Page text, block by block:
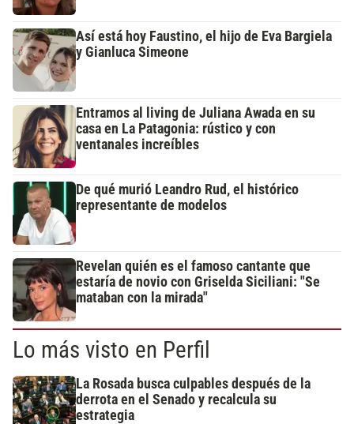
Así está hoy Faustino, el hijo de Eva Bargiela
y Gianluca Simeone
Entramos al living de Juliana Awada en su
casa en La Patagonia: rústico y con
ventanales increíbles
De qué murió Leandro Rud, el histórico
representante de modelos
Revelan quién es el famoso cantante que
estaría de novio con Griselda Siciliani: "Se
mataban con la mirada"
Lo más visto en Perfil
La Rosada busca culpables después de la
derrota en el Senado y recalcula su
estrategia